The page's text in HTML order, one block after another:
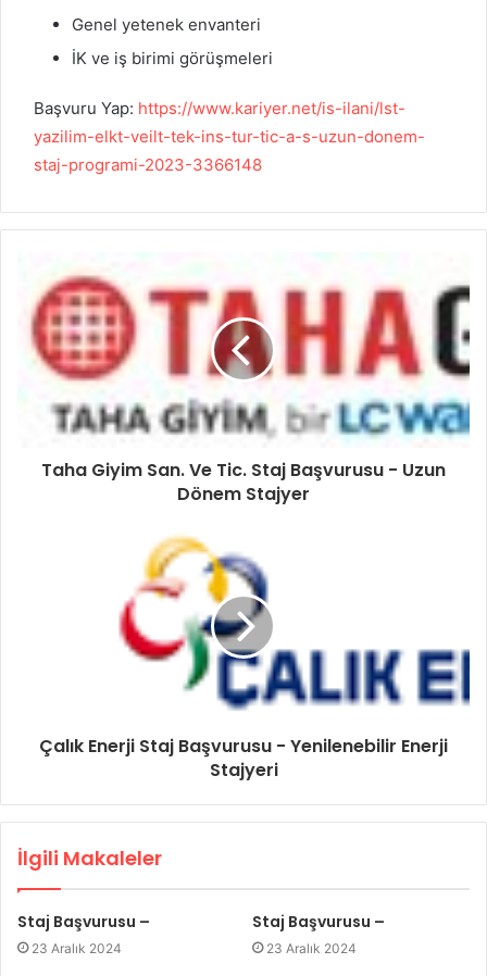
Genel yetenek envanteri
İK ve iş birimi görüşmeleri
Başvuru Yap: https://www.kariyer.net/is-ilani/lst-
yazilim-elkt-veilt-tek-ins-tur-tic-a-s-uzun-donem-
staj-programi-2023-3366148
Taha Giyim San. Ve Tic. Staj Başvurusu - Uzun
Dönem Stajyer
Çalık Enerji Staj Başvurusu - Yenilenebilir Enerji
Stajyeri
İlgili Makaleler
Staj Başvurusu –
23 Aralık 2024
Staj Başvurusu –
23 Aralık 2024